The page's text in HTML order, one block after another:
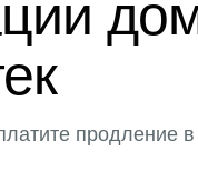
продление